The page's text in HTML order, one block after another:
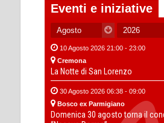
Eventi e iniziative
10 Agosto 2026 21:00 - 23:00
Cremona
La Notte di San Lorenzo
30 Agosto 2026 06:38 - 09:00
Bosco ex Parmigiano
Domenica 30 agosto torna il